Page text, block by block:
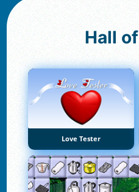
Hall of
Love Tester